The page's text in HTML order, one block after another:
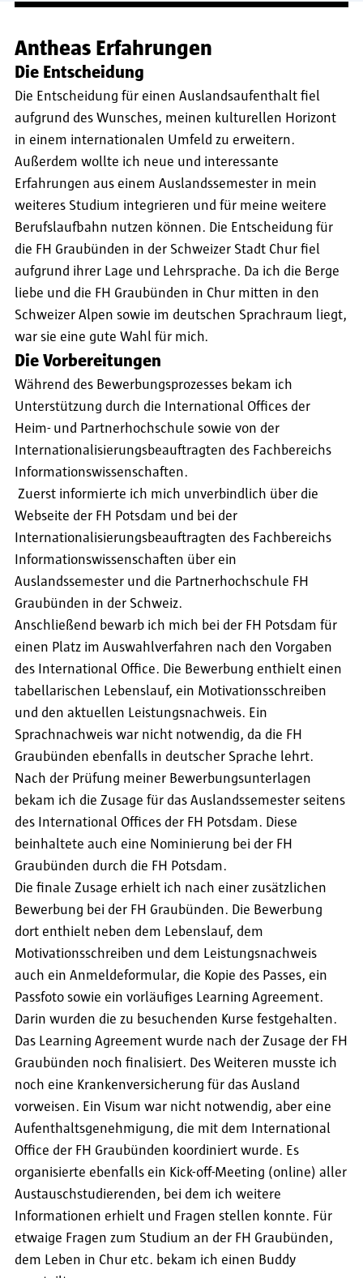
Antheas Erfahrungen
Die Entscheidung
Die Entscheidung für einen Auslandsaufenthalt fiel
aufgrund des Wunsches, meinen kulturellen Horizont
in einem internationalen Umfeld zu erweitern.
Außerdem wollte ich neue und interessante
Erfahrungen aus einem Auslandssemester in mein
weiteres Studium integrieren und für meine weitere
Berufslaufbahn nutzen können. Die Entscheidung für
die FH Graubünden in der Schweizer Stadt Chur fiel
aufgrund ihrer Lage und Lehrsprache. Da ich die Berge
liebe und die FH Graubünden in Chur mitten in den
Schweizer Alpen sowie im deutschen Sprachraum liegt,
war sie eine gute Wahl für mich.
Die Vorbereitungen
Während des Bewerbungsprozesses bekam ich
Unterstützung durch die International Offices der
Heim- und Partnerhochschule sowie von der
Internationalisierungsbeauftragten des Fachbereichs
Informationswissenschaften.
Zuerst informierte ich mich unverbindlich über die
Webseite der FH Potsdam und bei der
Internationalisierungsbeauftragten des Fachbereichs
Informationswissenschaften über ein
Auslandssemester und die Partnerhochschule FH
Graubünden in der Schweiz.
Anschließend bewarb ich mich bei der FH Potsdam für
einen Platz im Auswahlverfahren nach den Vorgaben
des International Office. Die Bewerbung enthielt einen
tabellarischen Lebenslauf, ein Motivationsschreiben
und den aktuellen Leistungsnachweis. Ein
Sprachnachweis war nicht notwendig, da die FH
Graubünden ebenfalls in deutscher Sprache lehrt.
Nach der Prüfung meiner Bewerbungsunterlagen
bekam ich die Zusage für das Auslandssemester seitens
des International Offices der FH Potsdam. Diese
beinhaltete auch eine Nominierung bei der FH
Graubünden durch die FH Potsdam.
Die finale Zusage erhielt ich nach einer zusätzlichen
Bewerbung bei der FH Graubünden. Die Bewerbung
dort enthielt neben dem Lebenslauf, dem
Motivationsschreiben und dem Leistungsnachweis
auch ein Anmeldeformular, die Kopie des Passes, ein
Passfoto sowie ein vorläufiges Learning Agreement.
Darin wurden die zu besuchenden Kurse festgehalten.
Das Learning Agreement wurde nach der Zusage der FH
Graubünden noch finalisiert. Des Weiteren musste ich
noch eine Krankenversicherung für das Ausland
vorweisen. Ein Visum war nicht notwendig, aber eine
Aufenthaltsgenehmigung, die mit dem International
Office der FH Graubünden koordiniert wurde. Es
organisierte ebenfalls ein Kick-off-Meeting (online) aller
Austauschstudierenden, bei dem ich weitere
Informationen erhielt und Fragen stellen konnte. Für
etwaige Fragen zum Studium an der FH Graubünden,
dem Leben in Chur etc. bekam ich einen Buddy